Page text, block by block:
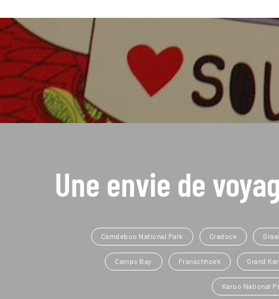
Une envie de
Camdeboo National Park Cradock
Camps Bay Franschhoek Grand
Karoo National